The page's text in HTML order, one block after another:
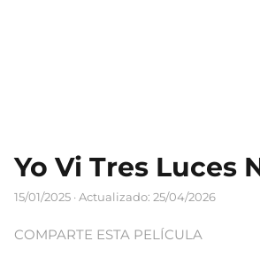
Yo Vi Tres Luces
15/01/2025 · Actualizado: 25/04/2026
COMPARTE ESTA PELÍCULA